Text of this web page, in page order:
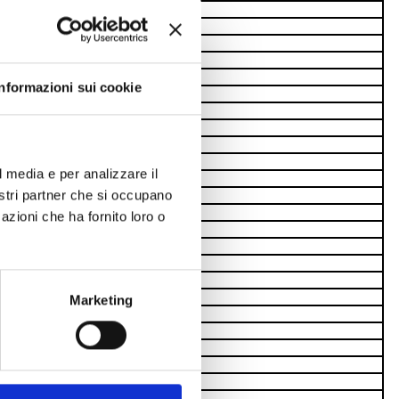
sui cookie
e per analizzare il
partner che si occupano
che ha fornito loro o
Marketing
10679
10680
10682
10687
10689
10700
10701
10703
10712
10715
10716
10725